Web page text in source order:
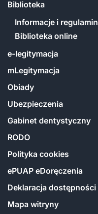
Biblioteka
Informacje i regulamin
Biblioteka online
e-legitymacja
mLegitymacja
Obiady
Ubezpieczenia
Gabinet dentystyczny
RODO
Polityka cookies
ePUAP eDoręczenia
Deklaracja dostępności
Mapa witryny